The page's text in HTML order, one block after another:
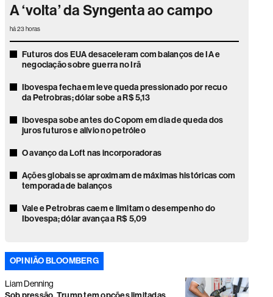
A ‘volta’ da Syngenta ao campo
há 23 horas
Futuros dos EUA desaceleram com balanços de IA e
negociação sobre guerra no Irã
Ibovespa fecha em leve queda pressionado por recuo
da Petrobras; dólar sobe a R$ 5,13
Ibovespa sobe antes do Copom em dia de queda dos
juros futuros e alívio no petróleo
O avanço da Loft nas incorporadoras
Ações globais se aproximam de máximas históricas com
temporada de balanços
Vale e Petrobras caem e limitam o desempenho do
Ibovespa; dólar avança a R$ 5,09
pressão sobre mercados
disputa presidencial acirrada
OPINIÃO BLOOMBERG
Liam Denning